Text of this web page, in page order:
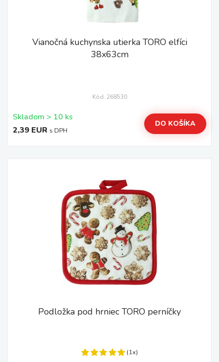
Vianočná kuchynska utierka TORO elfíci
38x63cm
Kód: 268530
Skladom > 10 ks
2,39 EUR s DPH
DO KOŠÍKA
Podložka pod hrniec TORO perníčky
(1x)